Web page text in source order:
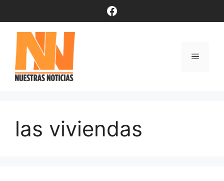
contenido
Facebook
Menú
las viviendas